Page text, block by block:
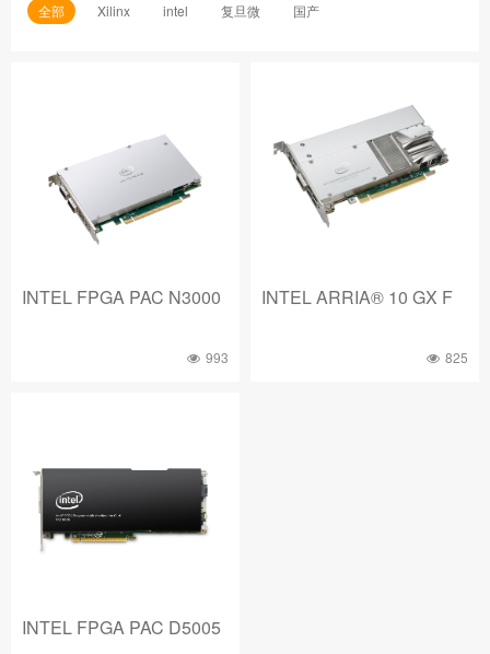
全部 Xilinx intel 复旦微 国产
INTEL FPGA PAC N3000
993
INTEL ARRIA® 10 GX F
825
INTEL FPGA PAC D5005